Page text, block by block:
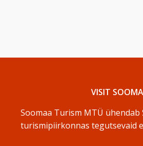
VISIT
Soomaa Turism MTÜ ühendab
turismipiirkonnas tegutsevaid